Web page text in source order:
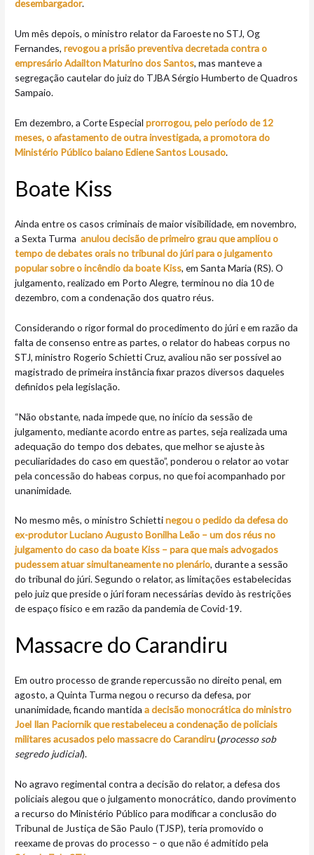
desembargador.
Um mês depois, o ministro relator da Faroeste no STJ, Og
Fernandes,revogou a prisão preventiva decretada contra o
empresário Adailton Maturino dos Santos, mas manteve a
segregação cautelar do juiz do TJBA Sérgio Humberto de Quadros
Sampaio.
Em dezembro, a Corte Especialprorrogou, pelo período de 12
meses, o afastamento de outra investigada, a promotora do
Ministério Público baiano Ediene Santos Lousado.
Boate Kiss
Ainda entre os casos criminais de maior visibilidade, em novembro,
a Sexta Turma anulou decisão de primeiro grau que ampliou o
tempo de debates orais no tribunal do júri para o julgamento
popular sobre o incêndio da boate Kiss, em Santa Maria (RS). O
julgamento, realizado em Porto Alegre, terminou no dia 10 de
dezembro, com a condenação dos quatro réus.
Considerando o rigor formal do procedimento do júri e em razão da
falta de consenso entre as partes, o relator do habeas corpus no
STJ, ministro Rogerio Schietti Cruz, avaliou não ser possível ao
magistrado de primeira instância fixar prazos diversos daqueles
definidos pela legislação.
“Não obstante, nada impede que, no início da sessão de
julgamento, mediante acordo entre as partes, seja realizada uma
adequação do tempo dos debates, que melhor se ajuste às
peculiaridades do caso em questão”, ponderou o relator ao votar
pela concessão do habeas corpus, no que foi acompanhado por
unanimidade.
No mesmo mês, o ministro Schiettinegou o pedido da defesa do
ex-produtor Luciano Augusto Bonilha Leão – um dos réus no
julgamento do caso da boate Kiss – para que mais advogados
pudessem atuar simultaneamente no plenário, durante a sessão
do tribunal do júri. Segundo o relator, as limitações estabelecidas
pelo juiz que preside o júri foram necessárias devido às restrições
de espaço físico e em razão da pandemia de Covid-19.
Massacre do Carandiru
Em outro processo de grande repercussão no direito penal, em
agosto, a Quinta Turma negou o recurso da defesa, por
unanimidade, ficando mantida a decisão monocrática do ministro
Joel Ilan Paciornik que restabeleceu a condenação de policiais
militares acusados pelo massacre do Carandiru(processo sob
segredo judicial).
No agravo regimental contra a decisão do relator, a defesa dos
policiais alegou que o julgamento monocrático, dando provimento
a recurso do Ministério Público para modificar a conclusão do
Tribunal de Justiça de São Paulo (TJSP), teria promovido o
reexame de provas do processo – o que não é admitido pela